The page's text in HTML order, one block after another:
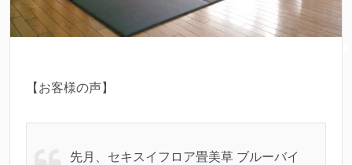
【お客様の声】
先月、セキスイフロア畳美草 ブルーバイ